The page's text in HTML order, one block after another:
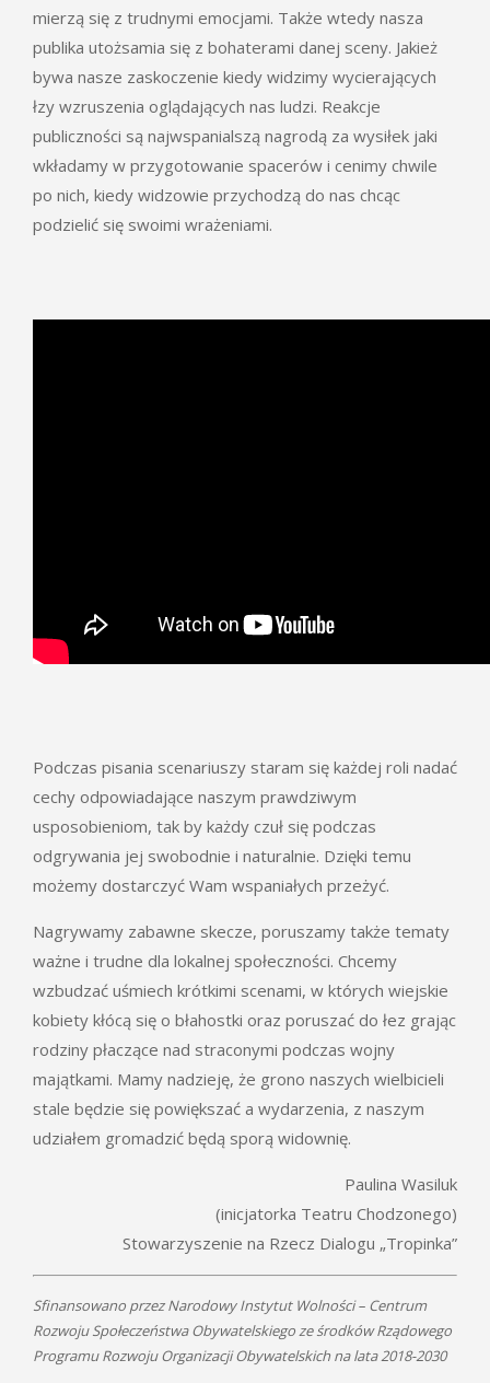
mierzą się z trudnymi emocjami. Także wtedy nasza
publika utożsamia się z bohaterami danej sceny. Jakież
bywa nasze zaskoczenie kiedy widzimy wycierających
łzy wzruszenia oglądających nas ludzi. Reakcje
publiczności są najwspanialszą nagrodą za wysiłek jaki
wkładamy w przygotowanie spacerów i cenimy chwile
po nich, kiedy widzowie przychodzą do nas chcąc
podzielić się swoimi wrażeniami.
Podczas pisania scenariuszy staram się każdej roli nadać
cechy odpowiadające naszym prawdziwym
usposobieniom, tak by każdy czuł się podczas
odgrywania jej swobodnie i naturalnie. Dzięki temu
możemy dostarczyć Wam wspaniałych przeżyć.
Nagrywamy zabawne skecze, poruszamy także tematy
ważne i trudne dla lokalnej społeczności. Chcemy
wzbudzać uśmiech krótkimi scenami, w których wiejskie
kobiety kłócą się o błahostki oraz poruszać do łez grając
rodziny płaczące nad straconymi podczas wojny
majątkami. Mamy nadzieję, że grono naszych wielbicieli
stale będzie się powiększać a wydarzenia, z naszym
udziałem gromadzić będą sporą widownię.
Paulina Wasiluk
(inicjatorka Teatru Chodzonego)
Stowarzyszenie na Rzecz Dialogu „Tropinka”
Sfinansowano przez Narodowy Instytut Wolności – Centrum
Rozwoju Społeczeństwa Obywatelskiego ze środków Rządowego
Programu Rozwoju Organizacji Obywatelskich na lata 2018-2030